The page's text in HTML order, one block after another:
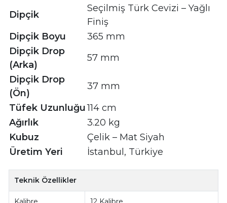
Dipçik
Seçilmiş Türk Cevizi – Yağlı
Finiş
Dipçik Boyu
365 mm
Dipçik Drop
(Arka)
57 mm
Dipçik Drop
(Ön)
37 mm
Tüfek Uzunluğu114 cm
Ağırlık
3.20 kg
Kubuz
Çelik – Mat Siyah
Üretim Yeri
İstanbul, Türkiye
Teknik Özellikler